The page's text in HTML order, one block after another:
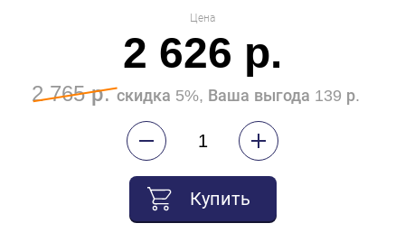
Цена
2 626 р.
2 765 р.скидка 5%, Ваша выгода 139 р.
Купить